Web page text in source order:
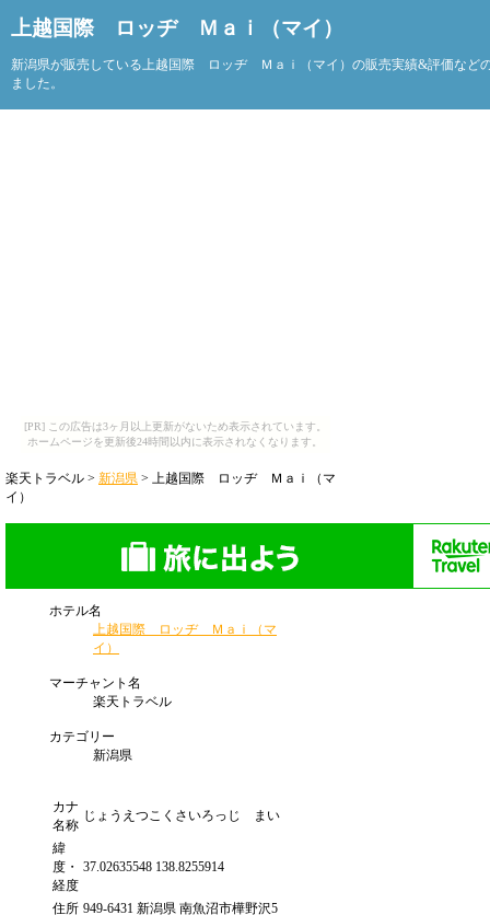
[PR] この広告は3ヶ月以上更新がないため表示されています。
ホームページを更新後24時間以内に表示されなくなります。
上越国際 ロッヂ Ｍａｉ（マイ）
新潟県が販売している上越国際 ロッヂ Ｍａｉ（マイ）の販売実績&評価など
ました。
楽天トラベル > 新潟県 > 上越国際 ロッヂ Ｍａｉ（マ
イ）
ホテル名
上越国際 ロッヂ Ｍａｉ（マ
イ）
マーチャント名
楽天トラベル
カテゴリー
新潟県
カナ
名称
じょうえつこくさいろっじ まい
緯
度・
経度
37.02635548 138.8255914
住所 949-6431 新潟県 南魚沼市樺野沢5